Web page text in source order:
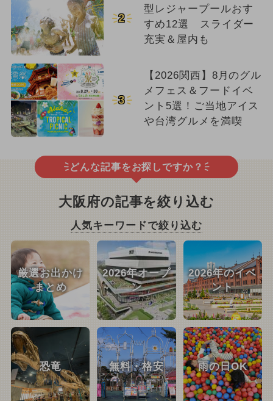
2
型レジャープールおす
すめ12選 スライダー
充実＆屋内も
3
【2026関西】8月のグル
メフェス＆フードイベ
ント5選！ご当地アイス
や台湾グルメを満喫
どんな記事をお探しですか？
大阪府の記事を絞り込む
人気キーワードで絞り込む
厳選お出かけ
まとめ
2026年オープ
ン
2026年のイベ
ント
恐竜 無料・格安 雨の日OK